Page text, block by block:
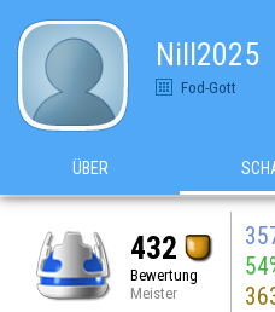
Nill2025
Fod-Gott
ÜBER
432
Bewertung
Meister